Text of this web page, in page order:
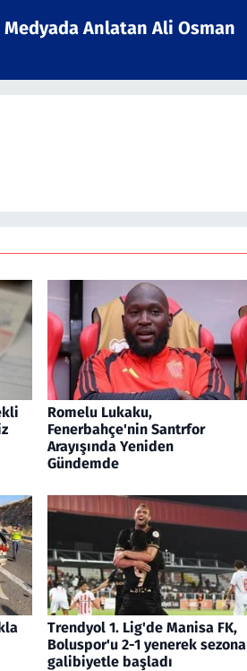
Anlatan Ali Osman
Romelu Lukaku,
Fenerbahçe'nin Santrfor
Arayışında Yeniden
Gündemde
Trendyol 1. Lig'de Manisa FK,
Boluspor'u 2-1 yenerek sezona
galibiyetle başladı